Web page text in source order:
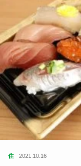
住 2021.10.16
生しらすが手に
「たまや」＆「